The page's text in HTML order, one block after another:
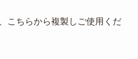
こちらから複製しご使用くだ